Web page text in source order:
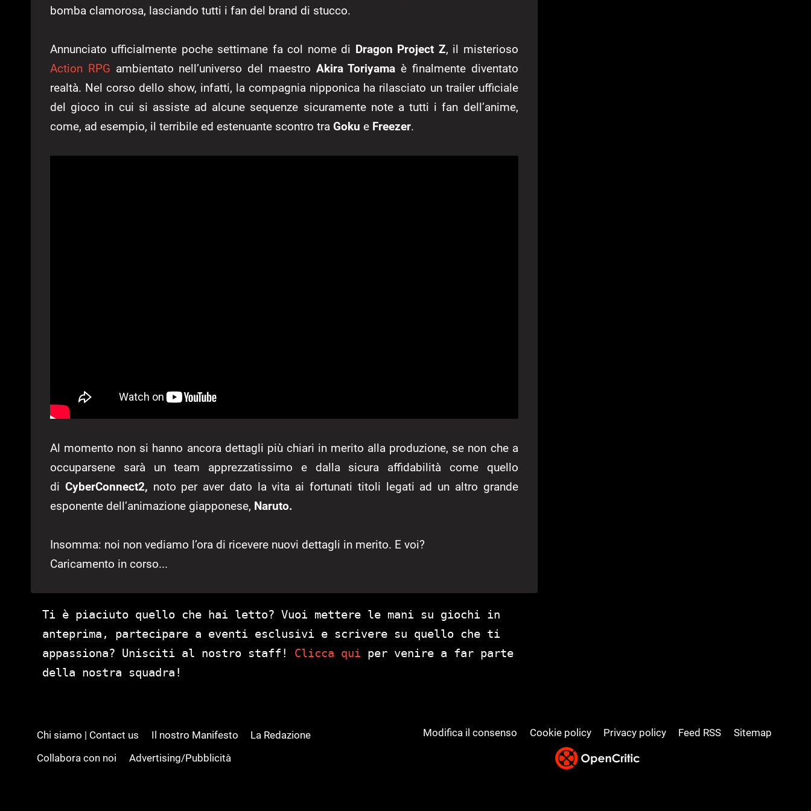
bomba clamorosa, lasciando tutti i fan del brand di stucco.
Annunciato ufficialmente poche settimane fa col nome di Dragon Project Z, il misterioso
Action RPG ambientato nell’universo del maestro Akira Toriyama è finalmente diventato
realtà. Nel corso dello show, infatti, la compagnia nipponica ha rilasciato un trailer ufficiale
del gioco in cui si assiste ad alcune sequenze sicuramente note a tutti i fan dell’anime,
come, ad esempio, il terribile ed estenuante scontro tra Goku e Freezer.
Al momento non si hanno ancora dettagli più chiari in merito alla produzione, se non che a
occuparsene sarà un team apprezzatissimo e dalla sicura affidabilità come quello
di CyberConnect2, noto per aver dato la vita ai fortunati titoli legati ad un altro grande
esponente dell’animazione giapponese, Naruto.
Insomma: noi non vediamo l’ora di ricevere nuovi dettagli in merito. E voi?
Caricamento in corso...
Ti è piaciuto quello che hai letto? Vuoi mettere le mani su giochi in
anteprima, partecipare a eventi esclusivi e scrivere su quello che ti
appassiona? Unisciti al nostro staff! Clicca qui per venire a far parte
della nostra squadra!
Chi siamo | Contact us Il nostro Manifesto
La Redazione
Collabora con noi
Advertising/Pubblicità
Modifica il consenso Cookie policy Privacy policy Feed RSS Sitemap